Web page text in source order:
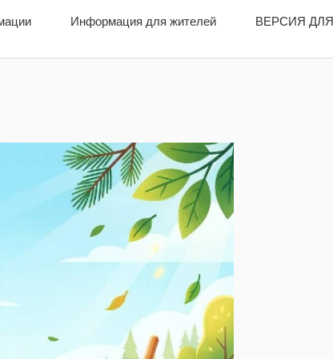
Информация для жителей
ВЕРСИЯ ДЛЯ
Информация для жителей
ВЕРСИЯ ДЛЯ